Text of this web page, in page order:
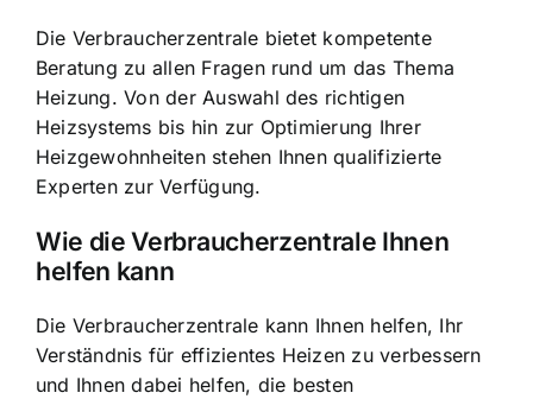
Die Verbraucherzentrale bietet kompetente
Beratung zu allen Fragen rund um das Thema
Heizung. Von der Auswahl des richtigen
Heizsystems bis hin zur Optimierung Ihrer
Heizgewohnheiten stehen Ihnen qualifizierte
Experten zur Verfügung.
Wie die Verbraucherzentrale Ihnen
helfen kann
Die Verbraucherzentrale kann Ihnen helfen, Ihr
Verständnis für effizientes Heizen zu verbessern
und Ihnen dabei helfen, die besten